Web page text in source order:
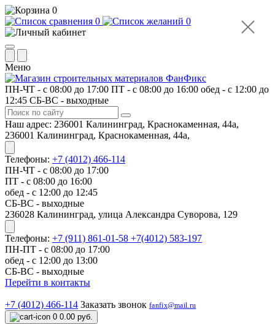
0
0
0
Меню
ПН-ЧТ - с 08:00 до 17:00 ПТ - с 08:00 до 16:00 обед - с 12:00 до
12:45 СБ-ВС - выходные
Наш адрес: 236001 Калининград, Краснокаменная, 44а,
236001 Калининград, Краснокаменная, 44а,
Телефоны: +7 (4012) 466-114
ПН-ЧТ - с 08:00 до 17:00
ПТ - с 08:00 до 16:00
обед - с 12:00 до 12:45
СБ-ВС - выходные
​236028 Калининград, улица Александра Суворова, 129
Телефоны: +7 (911) 861-01-58 +7(4012) 583-197
ПН-ПТ - с 08:00 до 17:00
обед - с 12:00 до 13:00
СБ-ВС - выходные
Перейти в контакты
+7 (4012) 466-114 Заказать звонок fanfix@mail.ru
0 0.00 руб.